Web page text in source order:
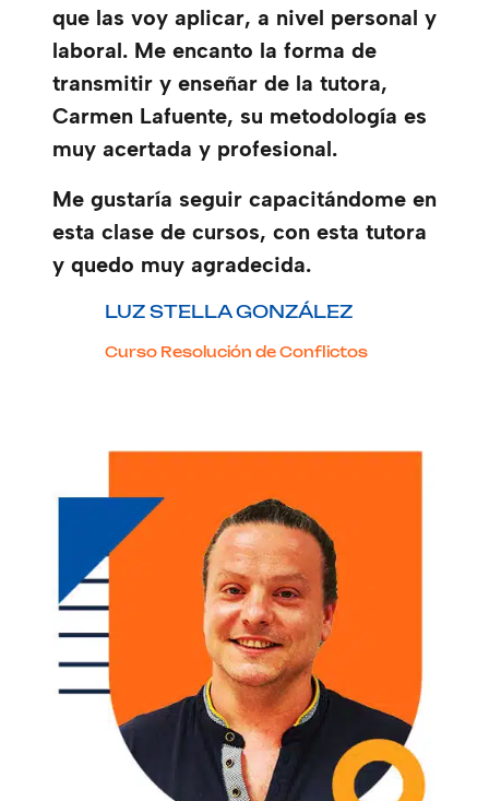
que las voy aplicar, a nivel personal y
laboral. Me encanto la forma de
transmitir y enseñar de la tutora,
Carmen Lafuente, su metodología es
muy acertada y profesional.
Me gustaría seguir capacitándome en
esta clase de cursos, con esta tutora
y quedo muy agradecida.
LUZ STELLA GONZÁLEZ
Curso Resolución de Conflictos